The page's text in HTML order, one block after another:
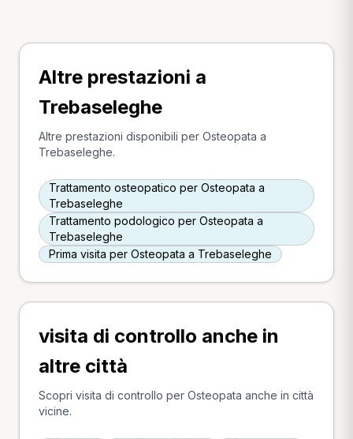
Altre prestazioni a
Trebaseleghe
Altre prestazioni disponibili per Osteopata a
Trebaseleghe.
Trattamento osteopatico per Osteopata a
Trebaseleghe
Trattamento podologico per Osteopata a
Trebaseleghe
Prima visita per Osteopata a Trebaseleghe
visita di controllo anche in
altre città
Scopri visita di controllo per Osteopata anche in città
vicine.